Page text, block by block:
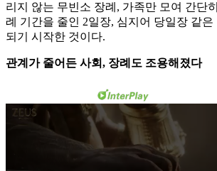
리지 않는 무빈소 장례, 가족만 모여 간단
례 기간을 줄인 2일장, 심지어 당일장 같은
되기 시작한 것이다.
관계가 줄어든 사회, 장례도 조용해졌다